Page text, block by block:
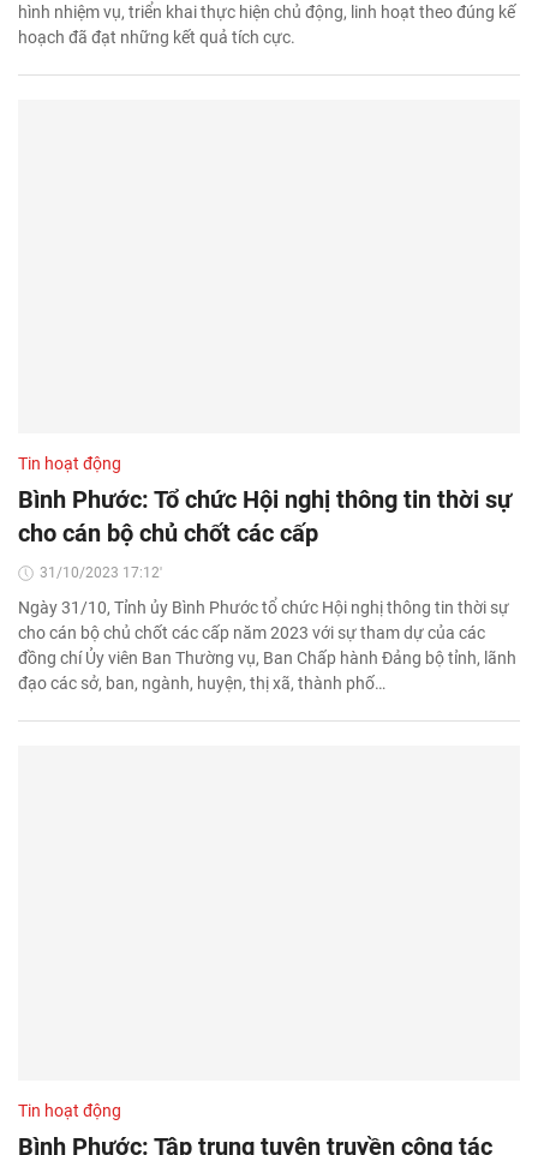
hình nhiệm vụ, triển khai thực hiện chủ động, linh hoạt theo đúng kế
hoạch đã đạt những kết quả tích cực.
Tin hoạt động
Bình Phước: Tổ chức Hội nghị thông tin thời sự
cho cán bộ chủ chốt các cấp
31/10/2023 17:12'
Ngày 31/10, Tỉnh ủy Bình Phước tổ chức Hội nghị thông tin thời sự
cho cán bộ chủ chốt các cấp năm 2023 với sự tham dự của các
đồng chí Ủy viên Ban Thường vụ, Ban Chấp hành Đảng bộ tỉnh, lãnh
đạo các sở, ban, ngành, huyện, thị xã, thành phố…
Tin hoạt động
Bình Phước: Tập trung tuyên truyền công tác